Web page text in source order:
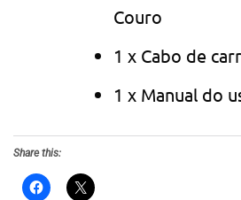
Couro
1 x Cabo de
1 x Manual do
Share this: